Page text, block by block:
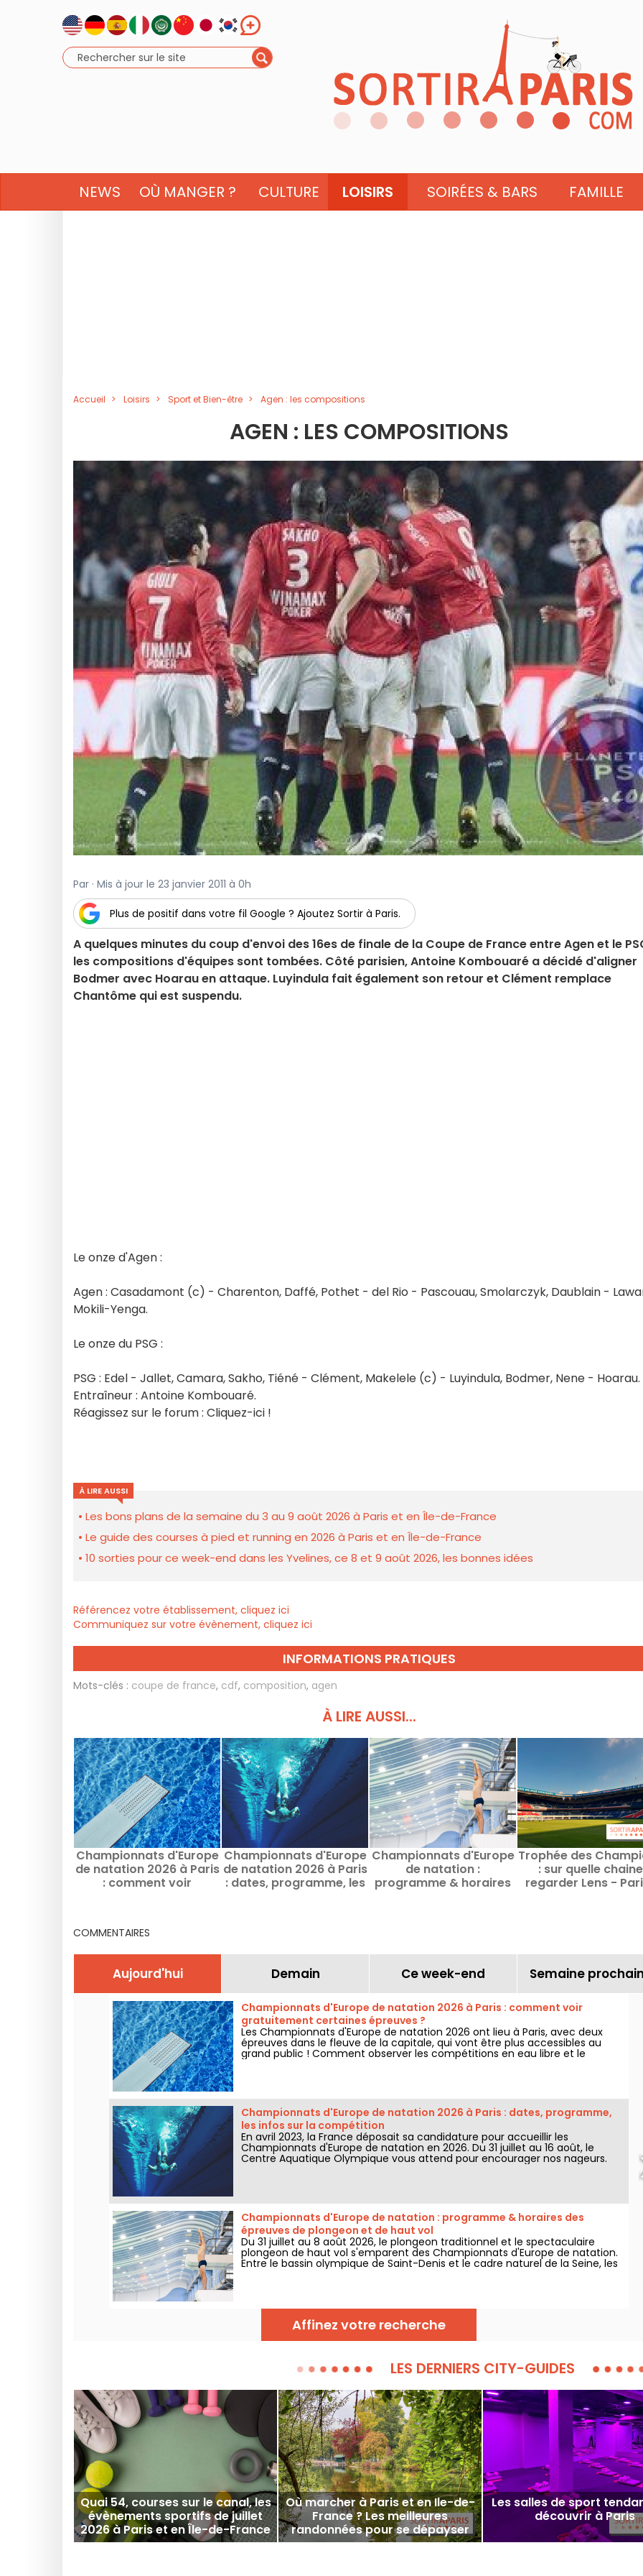
NEWS OÙ MANGER ? CULTURE LOISIRS SOIRÉES & BARS FAMILLE
Accueil Loisirs Sport et Bien-être Agen : les compositions
AGEN : LES COMPOSITIONS
Par · Mis à jour le 23 janvier 2011 à 0h
Plus de positif dans votre fil Google ? Ajoutez Sortir à Paris.
A quelques minutes du coup d'envoi des 16es de finale de la Coupe de France entre Agen et le
les compositions d'équipes sont tombées. Côté parisien, Antoine Kombouaré a décidé d'aligner
Bodmer avec Hoarau en attaque. Luyindula fait également son retour et Clément remplace
Chantôme qui est suspendu.
Le onze d'Agen :
Agen : Casadamont (c) - Charenton, Daffé, Pothet - del Rio - Pascouau, Smolarczyk, Daublain -
Mokili-Yenga.
Le onze du PSG :
PSG : Edel - Jallet, Camara, Sakho, Tiéné - Clément, Makelele (c) - Luyindula, Bodmer, Nene - Hoarau.
Entraîneur : Antoine Kombouaré.
Réagissez sur le forum : Cliquez-ici !
À LIRE AUSSI
Les bons plans de la semaine du 3 au 9 août 2026 à Paris et en Île-de-France
Le guide des courses à pied et running en 2026 à Paris et en Île-de-France
10 sorties pour ce week-end dans les Yvelines, ce 8 et 9 août 2026, les bonnes idées
Référencez votre établissement, cliquez ici
Communiquez sur votre évènement, cliquez ici
INFORMATIONS PRATIQUES
Mots-clés : coupe de france, cdf, composition, agen
À LIRE AUSSI...
Championnats d'Europe
de natation 2026 à Paris
: comment voir
Championnats d'Europe
de natation 2026 à Paris
: dates, programme, les
Championnats d'Europe
de natation :
programme & horaires
Trophée des
: sur quelle chaine
regarder Lens -
COMMENTAIRES
Aujourd'hui Demain Ce week-end Semaine
Championnats d'Europe de natation 2026 à Paris : comment voir
gratuitement certaines épreuves ?
Les Championnats d'Europe de natation 2026 ont lieu à Paris, avec deux
épreuves dans le fleuve de la capitale, qui vont être plus accessibles au
grand public ! Comment observer les compétitions en eau libre et le
Championnats d'Europe de natation 2026 à Paris : dates, programme,
les infos sur la compétition
En avril 2023, la France déposait sa candidature pour accueillir les
Championnats d'Europe de natation en 2026. Du 31 juillet au 16 août, le
Centre Aquatique Olympique vous attend pour encourager nos nageurs.
Championnats d'Europe de natation : programme & horaires des
épreuves de plongeon et de haut vol
Du 31 juillet au 8 août 2026, le plongeon traditionnel et le spectaculaire
plongeon de haut vol s'emparent des Championnats d'Europe de natation.
Entre le bassin olympique de Saint-Denis et le cadre naturel de la Seine, les
Affinez votre recherche
LES DERNIERS CITY-GUIDES
Quai 54, courses sur le canal, les
évènements sportifs de juillet
2026 à Paris et en Île-de-France
Où marcher à Paris et en Ile-de-
France ? Les meilleures
randonnées pour se dépayser
Les salles de sport
découvrir à Paris